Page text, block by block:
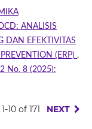
ANALISIS
DAN EFEKTIVITAS
(ERP) ,
No. 8 (2025):
1-10 of 171 NEXT